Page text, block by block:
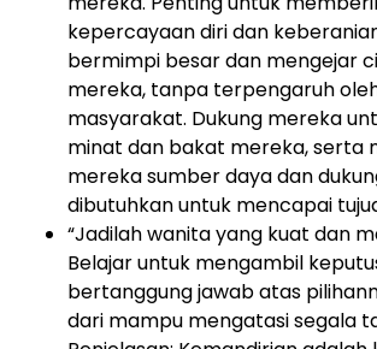
kepercayaan diri dan
bermimpi besar dan mengejar
mereka, tanpa terpengaruh
masyarakat. Dukung mereka
minat dan bakat mereka, serta
mereka sumber daya dan
dibutuhkan untuk mencapai
“Jadilah wanita yang kuat dan
Belajar untuk mengambil
bertanggung jawab atas
dari mampu mengatasi segala